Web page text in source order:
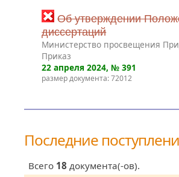
Об утверждении
диссертаций
Министерство просвещения
Приказ
22 апреля 2024, № 391
размер документа: 72012
Последние
Всего 18 документа(-ов).